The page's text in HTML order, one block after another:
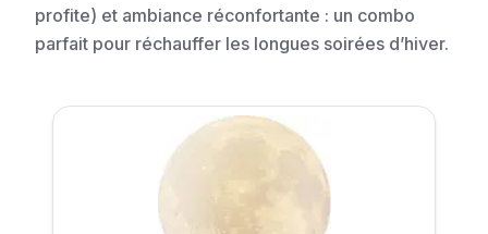
profite) et ambiance réconfortante : un combo
parfait pour réchauffer les longues soirées d’hiver.